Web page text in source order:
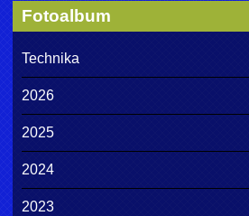
Fotoalbum
Technika
2026
2025
2024
2023